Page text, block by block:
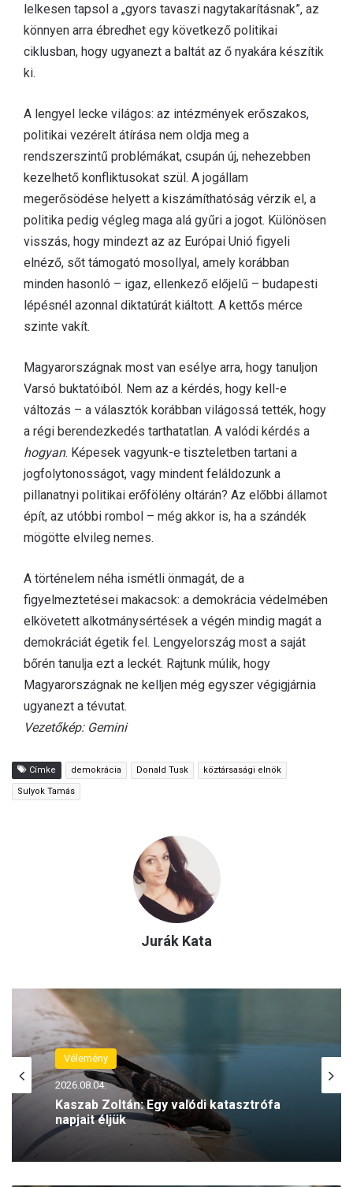
lelkesen tapsol a „gyors tavaszi nagytakarításnak”, az
könnyen arra ébredhet egy következő politikai
ciklusban, hogy ugyanezt a baltát az ő nyakára készítik
ki.
A lengyel lecke világos: az intézmények erőszakos,
politikai vezérelt átírása nem oldja meg a
rendszerszintű problémákat, csupán új, nehezebben
kezelhető konfliktusokat szül. A jogállam
megerősödése helyett a kiszámíthatóság vérzik el, a
politika pedig végleg maga alá gyűri a jogot. Különösen
visszás, hogy mindezt az az Európai Unió figyeli
elnéző, sőt támogató mosollyal, amely korábban
minden hasonló – igaz, ellenkező előjelű – budapesti
lépésnél azonnal diktatúrát kiáltott. A kettős mérce
szinte vakít.
Magyarországnak most van esélye arra, hogy tanuljon
Varsó buktatóiból. Nem az a kérdés, hogy kell-e
változás – a választók korábban világossá tették, hogy
a régi berendezkedés tarthatatlan. A valódi kérdés a
hogyan. Képesek vagyunk-e tiszteletben tartani a
jogfolytonosságot, vagy mindent feláldozunk a
pillanatnyi politikai erőfölény oltárán? Az előbbi államot
épít, az utóbbi rombol – még akkor is, ha a szándék
mögötte elvileg nemes.
A történelem néha ismétli önmagát, de a
figyelmeztetései makacsok: a demokrácia védelmében
elkövetett alkotmánysértések a végén mindig magát a
demokráciát égetik fel. Lengyelország most a saját
bőrén tanulja ezt a leckét. Rajtunk múlik, hogy
Magyarországnak ne kelljen még egyszer végigjárnia
ugyanezt a tévutat.
Vezetőkép: Gemini
Címke demokrácia Donald Tusk köztársasági elnök
Sulyok Tamás
Jurák Kata
Vélemény
2026.08.04.
Kaszab Zoltán: Egy valódi katasztrófa
napjait éljük